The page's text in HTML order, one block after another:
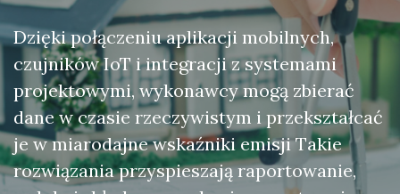
Dzięki połączeniu aplikacji mobilnych,
czujników IoT i integracji z systemami
projektowymi, wykonawcy mogą zbierać
dane w czasie rzeczywistym i przekształcać
je w miarodajne wskaźniki emisji Takie
rozwiązania przyspieszają raportowanie,